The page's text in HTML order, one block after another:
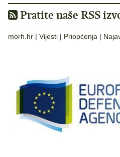
Pratite naše RSS
morh.hr | Vijesti | Priopćenja |